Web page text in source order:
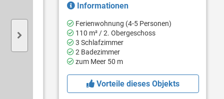
Informationen
Ferienwohnung (4-5 Personen)
110 m² / 2. Obergeschoss
3 Schlafzimmer
2 Badezimmer
zum Meer 50 m
Vorteile dieses Objekts